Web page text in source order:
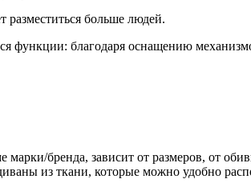
больше людей.
благодаря оснащению
бренда, зависит от размеров, от
из ткани, которые можно удобно